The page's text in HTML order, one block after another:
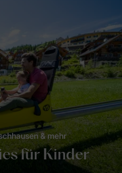
für Kinder
& mehr